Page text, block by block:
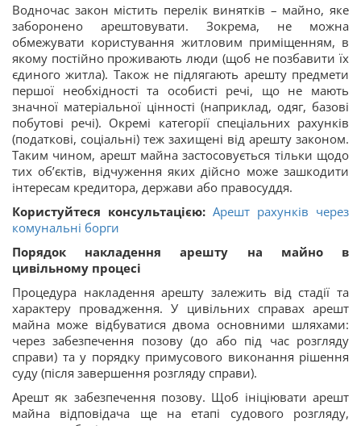
Водночас закон містить перелік винятків – майно, яке
заборонено арештовувати. Зокрема, не можна
обмежувати користування житловим приміщенням, в
якому постійно проживають люди (щоб не позбавити їх
єдиного житла). Також не підлягають арешту предмети
першої необхідності та особисті речі, що не мають
значної матеріальної цінності (наприклад, одяг, базові
побутові речі). Окремі категорії спеціальних рахунків
(податкові, соціальні) теж захищені від арешту законом.
Таким чином, арешт майна застосовується тільки щодо
тих об’єктів, відчуження яких дійсно може зашкодити
інтересам кредитора, держави або правосуддя.
Користуйтеся консультацією: Арешт рахунків через
комунальні борги
Порядок накладення арешту на майно в
цивільному процесі
Процедура накладення арешту залежить від стадії та
характеру провадження. У цивільних справах арешт
майна може відбуватися двома основними шляхами:
через забезпечення позову (до або під час розгляду
справи) та у порядку примусового виконання рішення
суду (після завершення розгляду справи).
Арешт як забезпечення позову. Щоб ініціювати арешт
майна відповідача ще на етапі судового розгляду,